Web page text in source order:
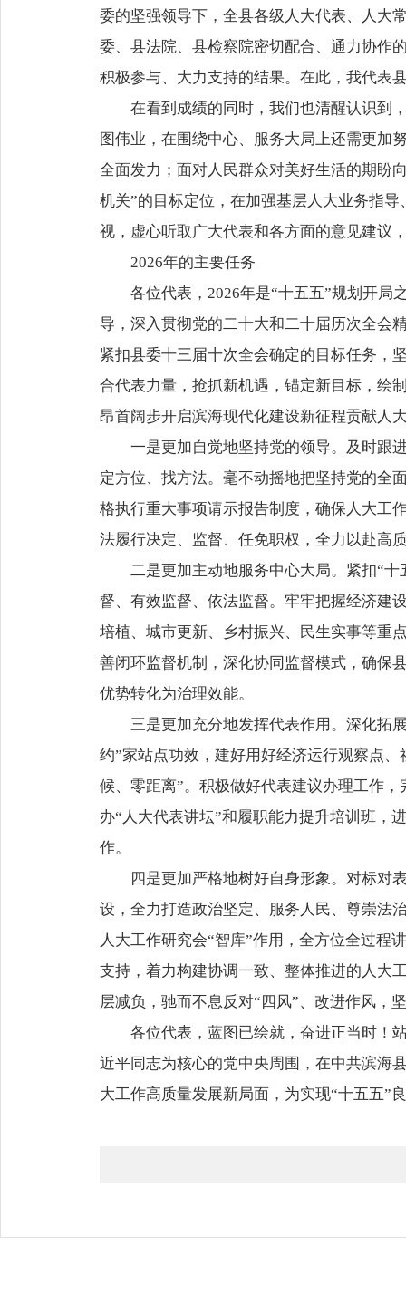
委的坚强领导下，全县各级人大代表、人大
委、县法院、县检察院密切配合、通力协作
积极参与、大力支持的结果。在此，我代表
在看到成绩的同时，我们也清醒认识到
图伟业，在围绕中心、服务大局上还需更加
全面发力；面对人民群众对美好生活的期盼
机关”的目标定位，在加强基层人大业务指
视，虚心听取广大代表和各方面的意见建议
2026年的主要任务
各位代表，2026年是“十五五”规划开局
导，深入贯彻党的二十大和二十届历次全会
紧扣县委十三届十次全会确定的目标任务，
合代表力量，抢抓新机遇，锚定新目标，绘
昂首阔步开启滨海现代化建设新征程贡献人
一是更加自觉地坚持党的领导。及时跟
定方位、找方法。毫不动摇地把坚持党的全
格执行重大事项请示报告制度，确保人大工
法履行决定、监督、任免职权，全力以赴高
二是更加主动地服务中心大局。紧扣“
督、有效监督、依法监督。牢牢把握经济建
培植、城市更新、乡村振兴、民生实事等重
善闭环监督机制，深化协同监督模式，确保
优势转化为治理效能。
三是更加充分地发挥代表作用。深化拓
约”家站点功效，建好用好经济运行观察点
候、零距离”。积极做好代表建议办理工作
办“人大代表讲坛”和履职能力提升培训班，
作。
四是更加严格地树好自身形象。对标对
设，全力打造政治坚定、服务人民、尊崇法
人大工作研究会“智库”作用，全方位全过程
支持，着力构建协调一致、整体推进的人大
层减负，驰而不息反对“四风”、改进作风，
各位代表，蓝图已绘就，奋进正当时！
近平同志为核心的党中央周围，在中共滨海
大工作高质量发展新局面，为实现“十五五”